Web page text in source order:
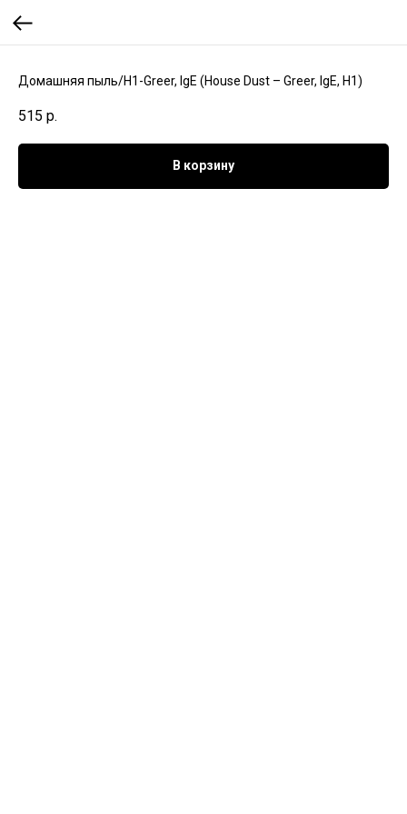
Домашняя пыль/H1-Greer, IgE (House Dust – Greer, IgE, H1)
515 р.
В корзину